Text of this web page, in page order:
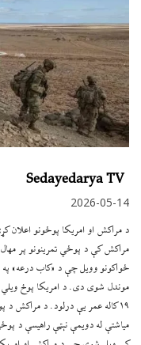
Sedayedarya TV
2026-05-14
د مراکش او امریکا پوځونو
مراکش کې د پوځي تمرینونو پر
ځواکونو وویل چې د «کاب درعه»
موندل شوی دی. د امریکا پوځ ویلي
۱۹ کاله عمر یې درلود. د مراکش
میاشتې له دویمې نېټې راهیسې د